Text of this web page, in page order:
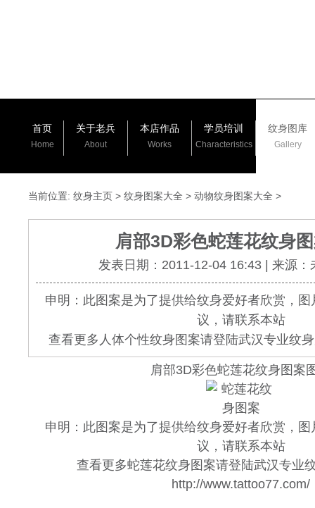
首页
Home
关于老兵
About
本店作品
Works
学员培训
Characteristics
纹身图库
Gallery
当前位置: 纹身主页 > 纹身图案大全 > 动物纹身图案大全 >
肩部3D彩色蛇莲花纹身
发表日期：2011-12-04 16:43 | 来源：
申明：此图案是为了提供给纹身爱好者欣赏，
议，请联系本站
查看更多人体个性纹身图案请登陆武汉专业纹
肩部3D彩色蛇莲花纹身图案
申明：此图案是为了提供给纹身爱好者欣赏，
议，请联系本站
查看更多蛇莲花纹身图案请登陆武汉专业
http://www.tattoo77.com/